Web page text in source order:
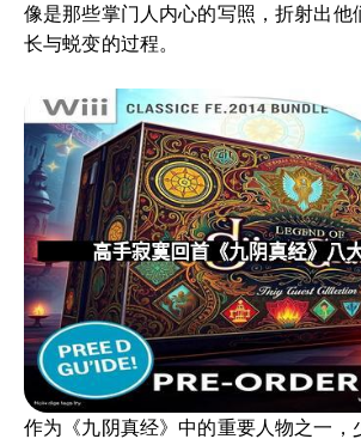
像是那些掌门人内心的写照，折射出他
长与蜕变的过程。
作为《九阴真经》中的重要人物之一，